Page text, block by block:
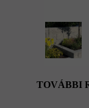
TOVÁBBI